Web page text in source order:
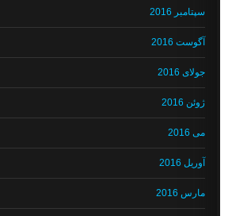
سپتامبر 2016
آگوست 2016
جولای 2016
ژوئن 2016
می 2016
آوریل 2016
مارس 2016